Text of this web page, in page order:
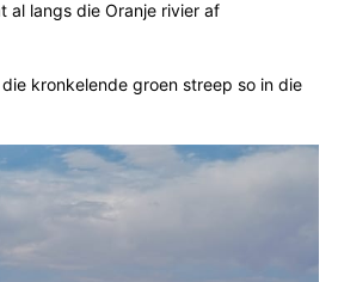
al langs die Oranje rivier af
kronkelende groen streep so in die